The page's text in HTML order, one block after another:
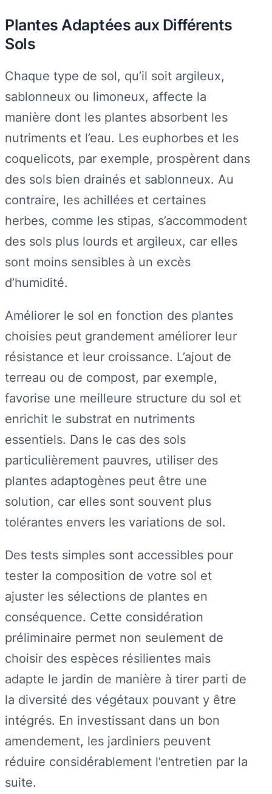
Plantes Adaptées aux Différents
Sols
Chaque type de sol, qu’il soit argileux,
sablonneux ou limoneux, affecte la
manière dont les plantes absorbent les
nutriments et l’eau. Les euphorbes et les
coquelicots, par exemple, prospèrent dans
des sols bien drainés et sablonneux. Au
contraire, les achillées et certaines
herbes, comme les stipas, s’accommodent
des sols plus lourds et argileux, car elles
sont moins sensibles à un excès
d’humidité.
Améliorer le sol en fonction des plantes
choisies peut grandement améliorer leur
résistance et leur croissance. L’ajout de
terreau ou de compost, par exemple,
favorise une meilleure structure du sol et
enrichit le substrat en nutriments
essentiels. Dans le cas des sols
particulièrement pauvres, utiliser des
plantes adaptogènes peut être une
solution, car elles sont souvent plus
tolérantes envers les variations de sol.
Des tests simples sont accessibles pour
tester la composition de votre sol et
ajuster les sélections de plantes en
conséquence. Cette considération
préliminaire permet non seulement de
choisir des espèces résilientes mais
adapte le jardin de manière à tirer parti de
la diversité des végétaux pouvant y être
intégrés. En investissant dans un bon
amendement, les jardiniers peuvent
réduire considérablement l’entretien par la
suite.